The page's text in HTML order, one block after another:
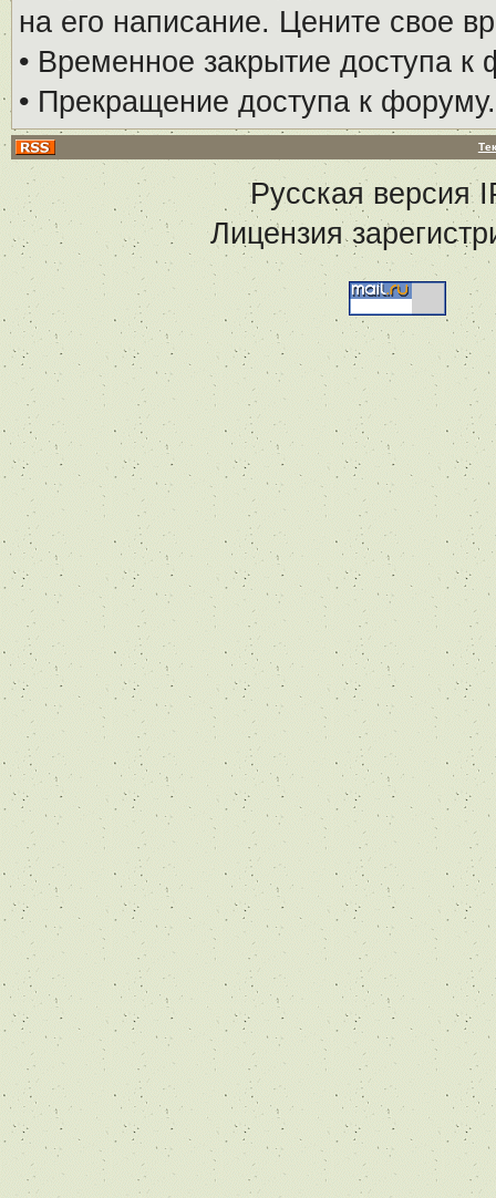
на его написание. Цените свое
• Временное закрытие доступа к
• Прекращение доступа к форуму.
Русская версия
Лицензия